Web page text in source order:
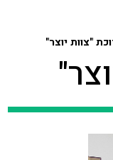
"צוות יוצר"